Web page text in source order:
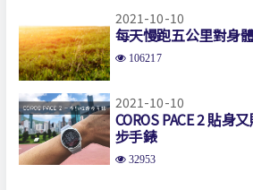
2021-10-10
每天慢跑五公里對身
106217
2021-10-10
COROS PACE 2 貼身
步手錶
32953